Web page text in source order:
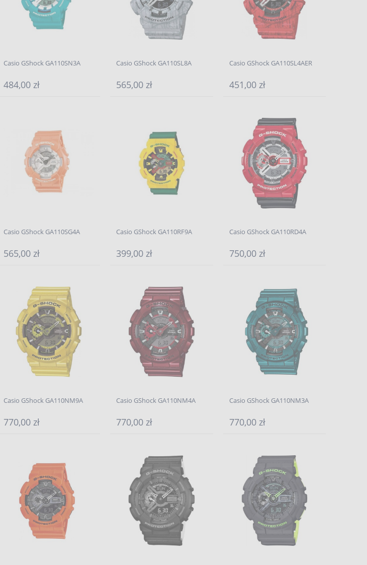
Casio GShock GA110SN3A
484,00 zł
Casio GShock GA110SL8A
565,00 zł
Casio GShock GA110SL4AER
451,00 zł
Casio GShock GA110SG4A
565,00 zł
Casio GShock GA110RF9A
399,00 zł
Casio GShock GA110RD4A
750,00 zł
Casio GShock GA110NM9A
770,00 zł
Casio GShock GA110NM4A
770,00 zł
Casio GShock GA110NM3A
770,00 zł